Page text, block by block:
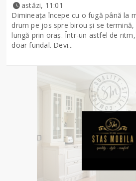
astăzi, 11:01
Dimineața începe cu o fugă până la
drum pe jos spre birou și se
lungă prin oraș. Într-un astfel de
doar fundal. Devi...